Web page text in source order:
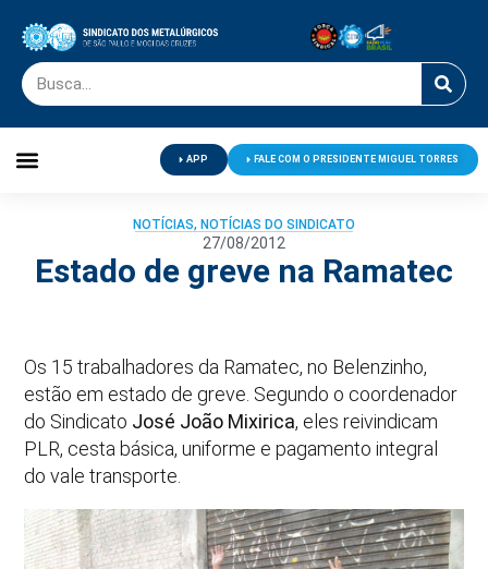
APP FALE COM O PRESIDENTE MIGUEL TORRES
NOTÍCIAS, NOTÍCIAS DO SINDICATO
27/08/2012
Estado de greve na Ramatec
Os 15 trabalhadores da Ramatec, no Belenzinho,
estão em estado de greve. Segundo o coordenador
do Sindicato José João Mixirica, eles reivindicam
PLR, cesta básica, uniforme e pagamento integral
do vale transporte.